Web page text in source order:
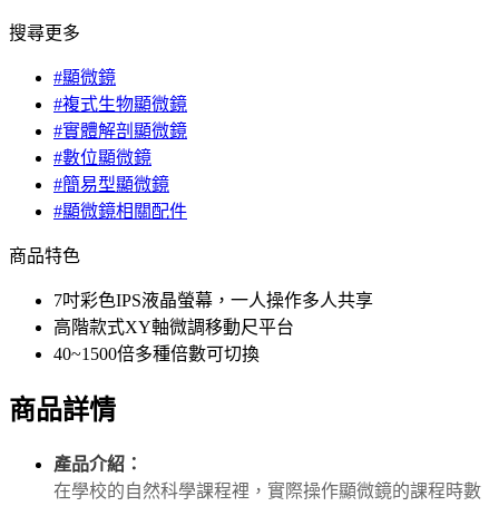
搜尋更多
#顯微鏡
#複式生物顯微鏡
#實體解剖顯微鏡
#數位顯微鏡
#簡易型顯微鏡
#顯微鏡相關配件
商品特色
7吋彩色IPS液晶螢幕，一人操作多人共享
高階款式XY軸微調移動尺平台
40~1500倍多種倍數可切換
商品詳情
產品介紹：
在學校的自然科學課程裡，實際操作顯微鏡的課程時數